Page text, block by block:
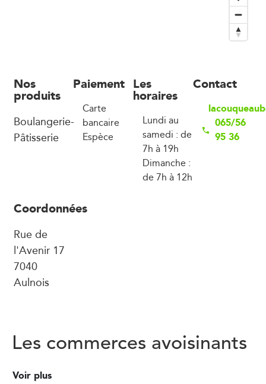
Nos
produits
Boulangerie-
Pâtisserie
Paiement
Carte
bancaire
Espèce
Les
horaires
Lundi au
samedi : de
7h à 19h
Dimanche :
de 7h à 12h
Contact
065/56
95 36
Coordonnées
Rue de
l'Avenir 17
7040
Aulnois
Les commerces avoisinants
Voir plus